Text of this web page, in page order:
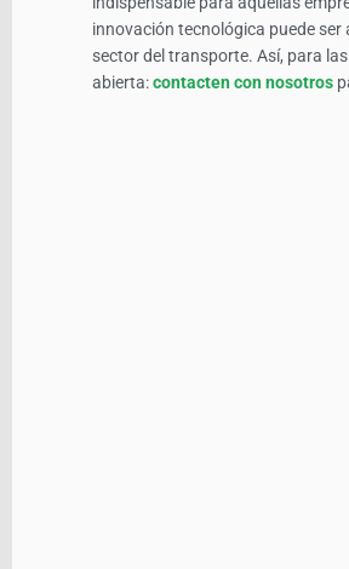
innovación tecnológica puede ser
sector del transporte. Así, para
abierta:contacten con nosotros